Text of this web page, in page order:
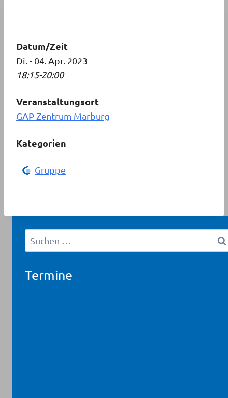
Datum/Zeit
Di. - 04. Apr. 2023
18:15-20:00
Veranstaltungsort
GAP Zentrum Marburg
Kategorien
Gruppe
Suchen
nach:
Termine